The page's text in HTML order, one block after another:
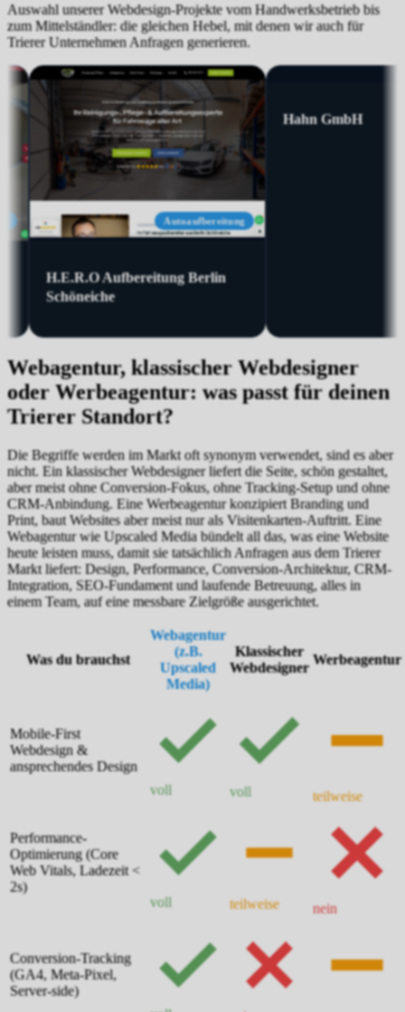
Auswahl unserer Webdesign-Projekte vom Handwerksbetrieb bis
zum Mittelständler: die gleichen Hebel, mit denen wir auch für
Trierer Unternehmen Anfragen generieren.
Maler
Malermeisterbetrieb
Oberflächenveredelung
Dachdeckermeister
Webagentur, klassischer Webdesigner
oder Werbeagentur: was passt für deinen
Trierer Standort?
Die Begriffe werden im Markt oft synonym verwendet, sind es aber
nicht. Ein klassischer Webdesigner liefert die Seite, schön gestaltet,
aber meist ohne Conversion-Fokus, ohne Tracking-Setup und ohne
CRM-Anbindung. Eine Werbeagentur konzipiert Branding und
Print, baut Websites aber meist nur als Visitenkarten-Auftritt. Eine
Webagentur wie Upscaled Media bündelt all das, was eine Website
heute leisten muss, damit sie tatsächlich Anfragen aus dem Trierer
Markt liefert: Design, Performance, Conversion-Architektur, CRM-
Integration, SEO-Fundament und laufende Betreuung, alles in
einem Team, auf eine messbare Zielgröße ausgerichtet.
Was du brauchst
Webagentur
(z.B.
Upscaled
Media)
Klassischer
Webdesigner
Werbeagentur
Mobile-First
Webdesign &
ansprechendes Design
voll
voll teilweise
Performance-
Optimierung (Core
Web Vitals, Ladezeit <
2s)
voll
teilweise nein
Conversion-Tracking
(GA4, Meta-Pixel,
Server-side)